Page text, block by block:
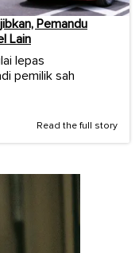
Pemandu
Lain
lepas
pemilik sah
Read the full story